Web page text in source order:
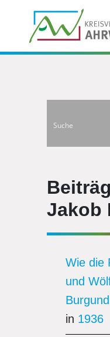
Jakob
Wie die
und
in 1936